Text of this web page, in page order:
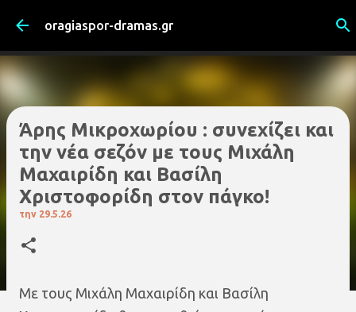
Μετάβαση στο κύριο περιεχόμενο
oragiaspor-dramas.gr
Άρης Μικροχωρίου : συνεχίζει και
την νέα σεζόν με τους Μιχάλη
Μαχαιρίδη και Βασίλη
Χριστοφορίδη στον πάγκο!
την 29.5.26
Mε τους Μιχάλη Μαχαιρίδη και Βασίλη